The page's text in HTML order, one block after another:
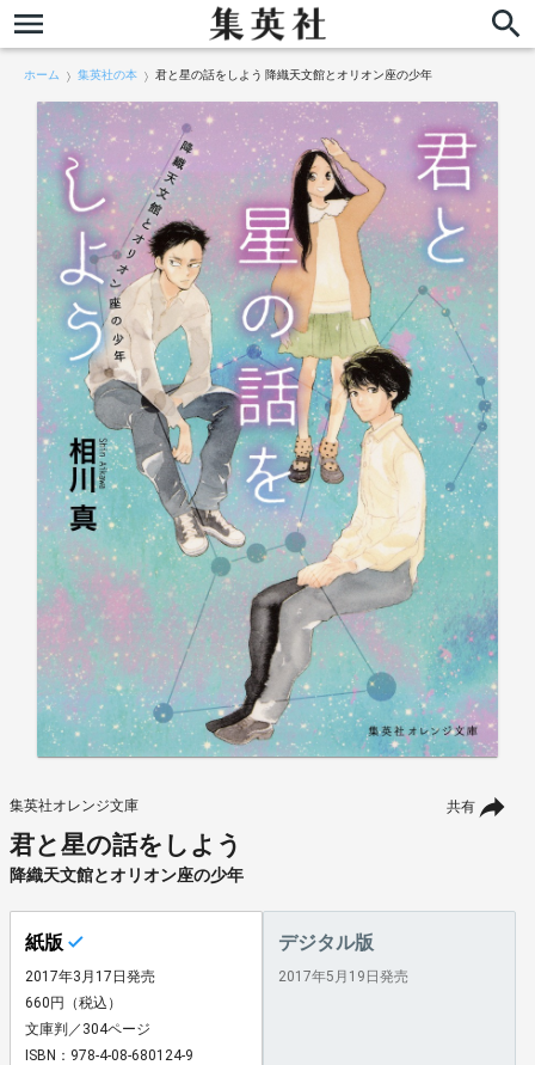
ホーム 集英社の本 君と星の話をしよう 降織天文館とオリオン座の少年
共有
集英社オレンジ文庫
君と星の話をしよう
降織天文館とオリオン座の少年
紙版
2017年3月17日発売
660円（税込）
文庫判／304ページ
ISBN：978-4-08-680124-9
デジタル版
2017年5月19日発売